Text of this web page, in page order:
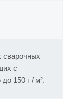
сварочных
с
150 г / м².